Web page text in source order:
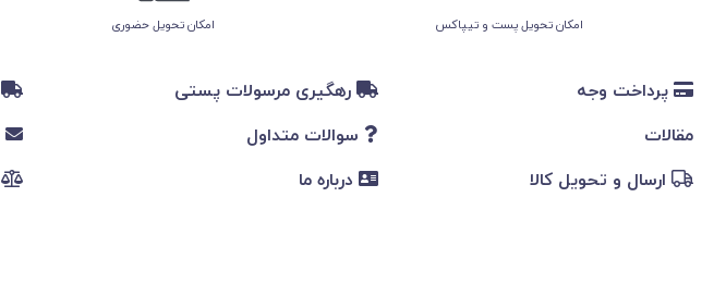
امکان تحویل پست و تیپاکس امکان تحویل حضوری
پرداخت وجه رهگیری مرسولات پستی
مقالات
سوالات متداول
ارسال و تحویل کالا
درباره ما